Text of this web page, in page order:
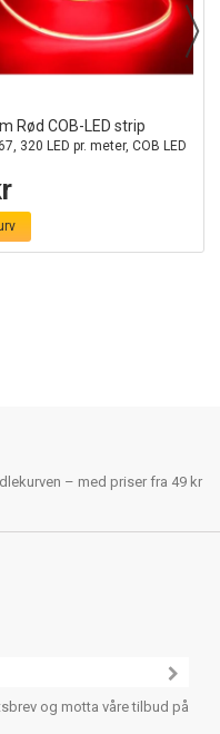
Rød COB-LED strip
320 LED pr. meter, COB LED
– med priser fra 49 kr
og motta våre tilbud på